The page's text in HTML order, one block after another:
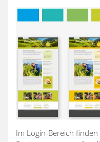
Im Login-Bereich